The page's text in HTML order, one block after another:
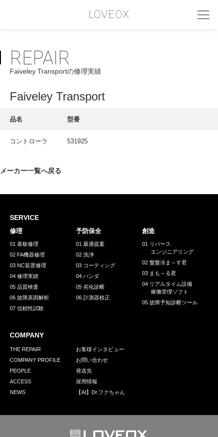
LOVEOX
PHILOSOPHY
フィロソフィー
COMPANY PROFILE
INTERVIEW
採用情報
GREEN CHALLENGE
環境への取り組み
お問い合わせ 発送先
REPAIR
Faiveley Transportの修理実績
Faiveley Transport
品名 型番
コントローラ 531925
メーカー一覧へ戻る
SERVICE
修理
01 基板修理
02 FA機器修理
03 NC装置修理
04 修理実績
05 品質検査
06 故障原因解析
07 信頼性試験
予防保全
01 最適提案
02 洗浄
03 コーティング
04 ハンダ
05 劣化診断
06 計測器校正
創造
01 リバース
エンジニアリング
02 盤盤冷ま～す君
03 まも～る君
04 リアルタイム設備
稼働管理ソフト
05 故障予知診断ツール
COMPANY
THE REPAIR
COMPANY PROFILE
PEOPLE
ACCESS
NEWS
お客様インタビュー
お問い合わせ
発送先
採用情報
【AI】Dr.フクちゃん